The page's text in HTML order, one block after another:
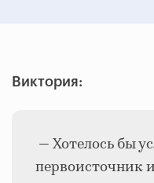
Виктория:
— Хотелось бы
первоисточник